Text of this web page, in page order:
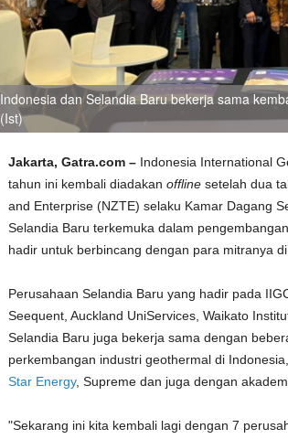
Indonesia dan Selandia Baru bekerja sama
(Ist)
Jakarta, Gatra.com –Indonesia International
tahun ini kembali diadakan offlinesetelah dua
and Enterprise (NZTE) selaku Kamar Dagang
Selandia Baru terkemuka dalam
hadir untuk berbincang dengan para mitranya di
Perusahaan Selandia Baru yang hadir pada
Seequent, Auckland UniServices, Waikato
Selandia Baru juga bekerja sama dengan
perkembangan industri geothermal di
Star Energy, Supreme dan juga dengan
"Sekarang ini kita kembali lagi dengan 7